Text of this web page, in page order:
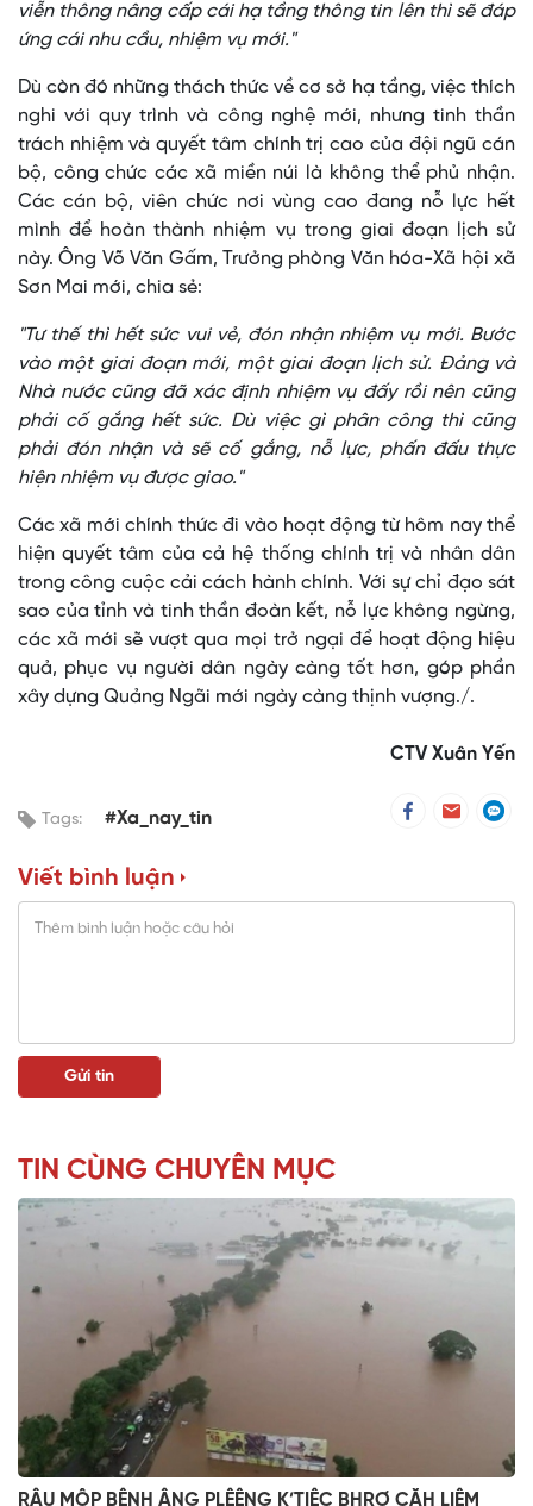
viễn thông nâng cấp cái hạ tầng thông tin lên thì sẽ đáp
ứng cái nhu cầu, nhiệm vụ mới."
Dù còn đó những thách thức về cơ sở hạ tầng, việc thích
nghi với quy trình và công nghệ mới, nhưng tinh thần
trách nhiệm và quyết tâm chính trị cao của đội ngũ cán
bộ, công chức các xã miền núi là không thể phủ nhận.
Các cán bộ, viên chức nơi vùng cao đang nỗ lực hết
mình để hoàn thành nhiệm vụ trong giai đoạn lịch sử
này. Ông Võ Văn Gấm, Trưởng phòng Văn hóa-Xã hội xã
Sơn Mai mới, chia sẻ:
"Tư thế thì hết sức vui vẻ, đón nhận nhiệm vụ mới. Bước
vào một giai đoạn mới, một giai đoạn lịch sử. Đảng và
Nhà nước cũng đã xác định nhiệm vụ đấy rồi nên cũng
phải cố gắng hết sức. Dù việc gì phân công thì cũng
phải đón nhận và sẽ cố gắng, nỗ lực, phấn đấu thực
hiện nhiệm vụ được giao."
Các xã mới chính thức đi vào hoạt động từ hôm nay thể
hiện quyết tâm của cả hệ thống chính trị và nhân dân
trong công cuộc cải cách hành chính. Với sự chỉ đạo sát
sao của tỉnh và tinh thần đoàn kết, nỗ lực không ngừng,
các xã mới sẽ vượt qua mọi trở ngại để hoạt động hiệu
quả, phục vụ người dân ngày càng tốt hơn, góp phần
xây dựng Quảng Ngãi mới ngày càng thịnh vượng./.
CTV Xuân Yến
Tags: #Xa_nay_tin
Viết bình luận
TIN CÙNG CHUYÊN MỤC
RÂU MÔP BÊNH ÂNG PLÊÊNG K’TIÊC BHRỢ CĂH LIÊM